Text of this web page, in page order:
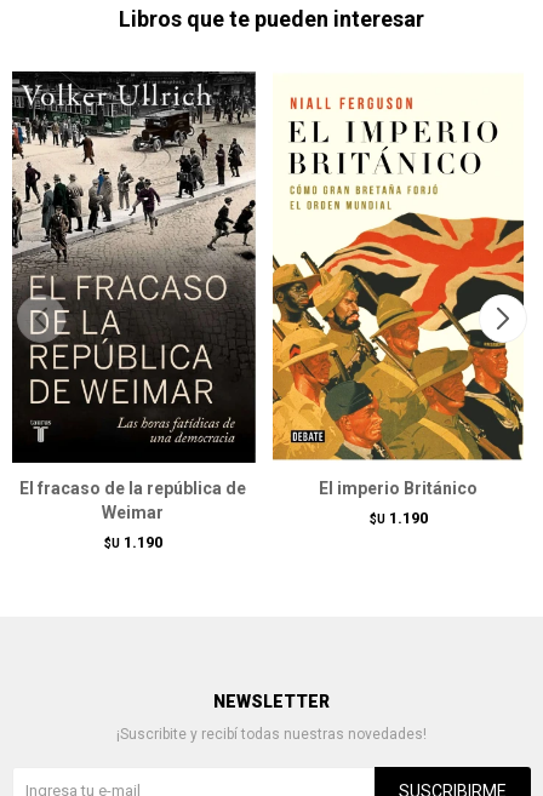
Libros que te pueden interesar
El fracaso de la república de
Weimar
$U 1.190
El imperio Británico
$U 1.190
NEWSLETTER
¡Suscribite y recibí todas nuestras novedades!
SUSCRIBIRME